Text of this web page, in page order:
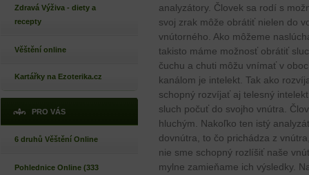
Zdravá Výživa - diety a
recepty
Věštění online
Kartářky na Ezoterika.cz
PRO VÁS
6 druhů Věštění Online
Pohlednice Online (333
analyzátory. Človek sa rodí s
svoj zrak môže obrátiť nielen do
vnútorného. Ako môžeme
takisto máme možnosť obrátiť
čuchu a chuti môžu vnímať v
kanálom je intelekt. Tak ako
schopný rozvíjať aj telesný
sluch počuť do svojho vnútra.
hluchým. Nakoľko ten istý
dovnútra, to čo prichádza z
nie sme schopný rozlíšiť naše
mylne zamieňame ich výsledky.